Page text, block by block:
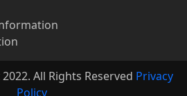
All Rights Reserved Privacy
Policy